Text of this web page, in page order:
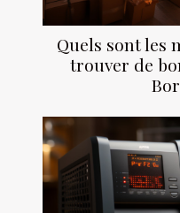
Quels sont les
trouver de